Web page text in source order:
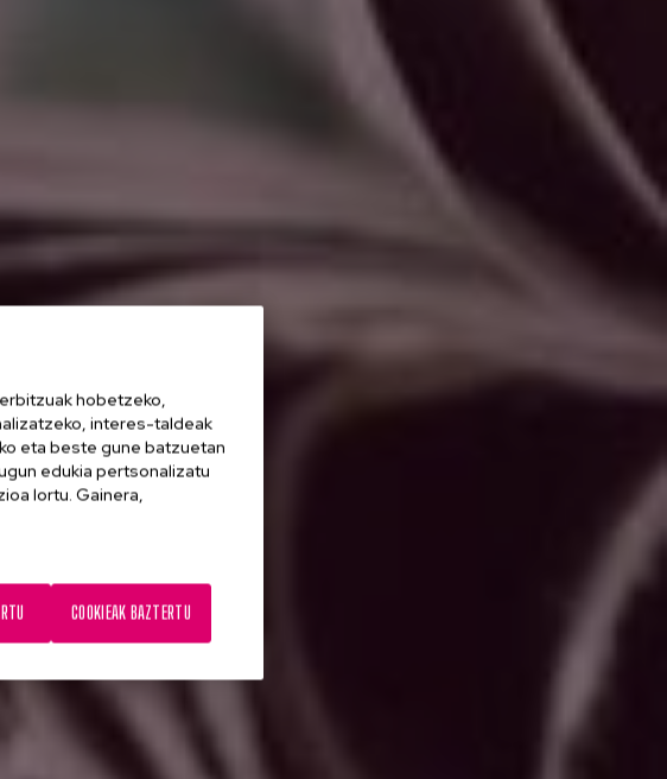
hobetzeko,
interes-taldeak
eta beste gune batzuetan
edukia pertsonalizatu
lortu. Gainera,
COOKIEAK BAZTERTU